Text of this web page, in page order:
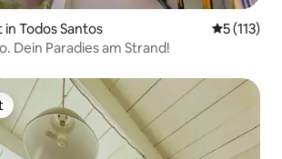
Todos Santos
5 (113)
Dein Paradies am Strand!